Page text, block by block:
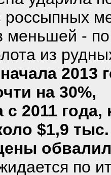
россыпных
меньшей -
из
2013
на 30%,
с 2011 года,
$1,9
по